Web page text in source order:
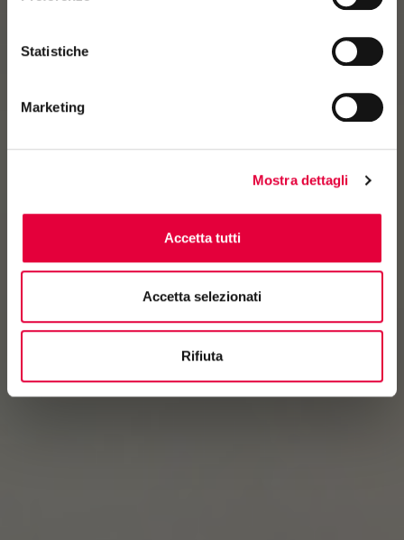
Statistiche
Marketing
Mostra dettagli
Accetta tutti
Accetta selezionati
Rifiuta